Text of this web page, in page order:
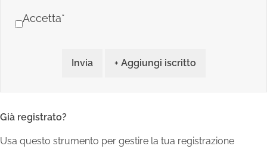
Accetta*
Invia + Aggiungi iscritto
Già registrato?
Usa questo strumento per gestire la tua registrazione